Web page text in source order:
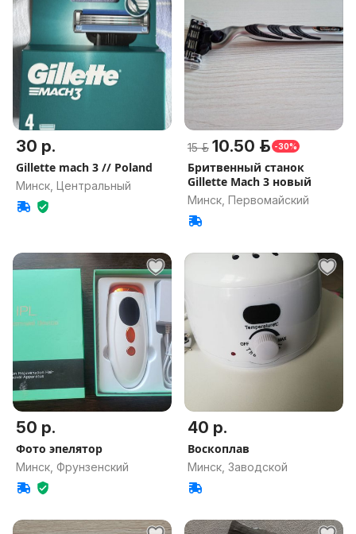
30 р.
Gillette mach 3 // Poland
Минск, Центральный
15 р. 10.50 р. -30%
Бритвенный станок
Gillette Mach 3 новый
Минск, Первомайский
50 р.
Фото эпелятор
Минск, Фрунзенский
40 р.
Воскоплав
Минск, Заводской